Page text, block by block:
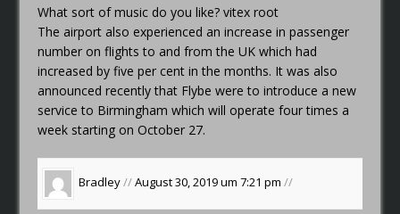
What sort of music do you like?vitex root
The airport also experienced an increase in passenger
number on flights to and from the UK which had
increased by five per cent in the months. It was also
announced recently that Flybe were to introduce a new
service to Birmingham which will operate four times a
week starting on October 27.
Bradley//August 30, 2019 um 7:21 pm//